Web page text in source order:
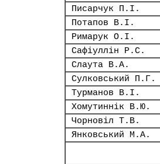
Писарчук П.І.
Потапов В.І.
Римарук О.І.
Сафіуллін Р.С.
Слаута В.А.
Сулковський П.Г.
Турманов В.І.
Хомутиннік В.Ю.
Чорновіл Т.В.
Янковський М.А.